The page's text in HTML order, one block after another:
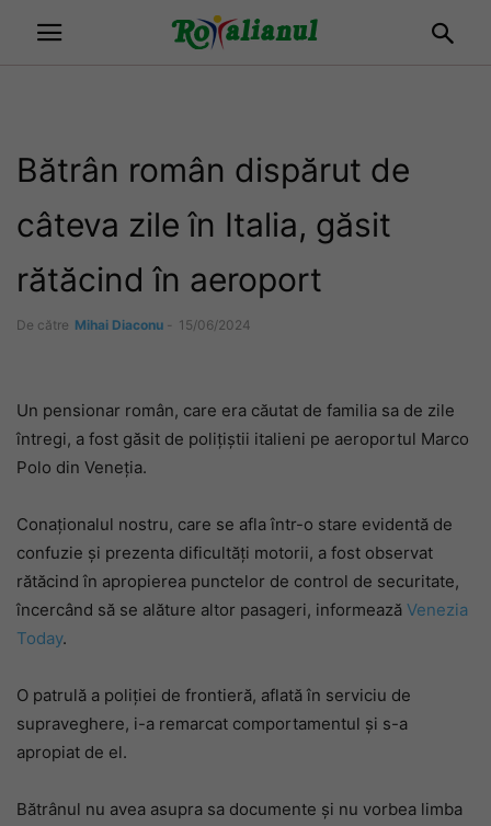
Bătrân român dispărut de
câteva zile în Italia, găsit
rătăcind în aeroport
De către Mihai Diaconu - 15/06/2024
Un pensionar român, care era căutat de familia sa de zile
întregi, a fost găsit de polițiștii italieni pe aeroportul Marco
Polo din Veneția.
Conaționalul nostru, care se afla într-o stare evidentă de
confuzie și prezenta dificultăți motorii, a fost observat
rătăcind în apropierea punctelor de control de securitate,
încercând să se alăture altor pasageri, informează Venezia
Today.
O patrulă a poliției de frontieră, aflată în serviciu de
supraveghere, i-a remarcat comportamentul și s-a
apropiat de el.
Bătrânul nu avea asupra sa documente și nu vorbea limba